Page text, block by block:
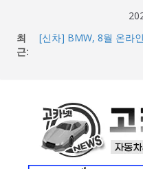
최
근:
[신차] BMW, 8월 온라
벤틀리, 첫 순수 전기
팝업 오픈
BMW 레이디스 챔피언
며 본격 대회 준비 돌입
현대차·기아, ‘2026 레
15개 수상